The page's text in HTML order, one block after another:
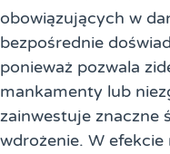
obowiązujących w
bezpośrednie
ponieważ pozwala
mankamenty lub
zainwestuje znaczne
wdrożenie. W